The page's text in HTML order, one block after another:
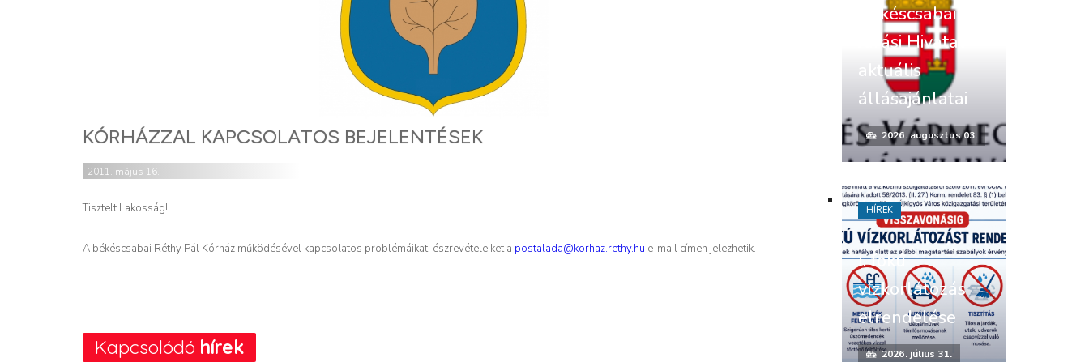
KÓRHÁZZAL KAPCSOLATOS BEJELENTÉSEK
2011. május 16.
Tisztelt Lakosság!
A békéscsabai Réthy Pál Kórház működésével kapcsolatos problémáikat, észrevételeiket a postalada@korhaz.rethy.hu e-mail címen jelezhetik.
Kapcsolódó hírek
Békéscsabai
Járási Hivatal
aktuális
állásajánlatai
2026. augusztus 03.
I. fokú
vízkorlátozás
elrendelése
2026. július 31.
HÍREK